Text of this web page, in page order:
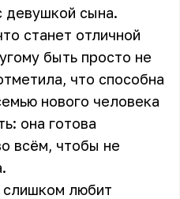
девушкой сына.
станет отличной
быть просто не
что способна
нового человека
она готова
всём, чтобы не
слишком любит